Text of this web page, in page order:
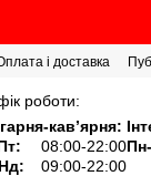
і доставка
роботи:
кавʼярня:
08:00-22:00
09:00-22:00